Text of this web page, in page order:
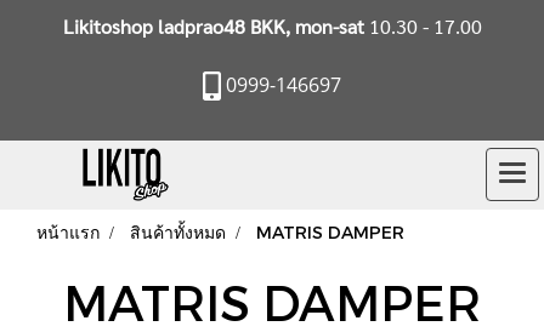
Likitoshop ladprao48 BKK, mon-sat10.30 - 17.00
0999-146697
หน้าแรก สินค้าทั้งหมด MATRIS DAMPER
MATRIS DAMPER